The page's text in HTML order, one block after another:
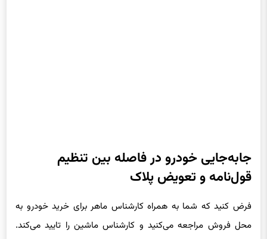
جابه‌جایی خودرو در فاصله بین تنظیم
قول‌نامه و تعویض پلاک
فرض کنید که شما به همراه کارشناس ماهر برای خرید خودرو به
محل فروش مراجعه می‌کنید و کارشناس ماشین را تایید می‌کند.